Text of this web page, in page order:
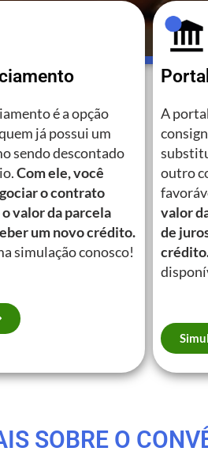
é a opção
já possui um
sendo descontado
Com ele, você
o contrato
valor da parcela
um novo crédito.
simulação conosco!
A
outro
valor
de
SOBRE O